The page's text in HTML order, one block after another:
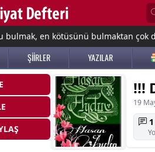
bulmak, en kötüsünü bulmaktan çok
ŞİİRLER YAZILAR
!!!
19
1